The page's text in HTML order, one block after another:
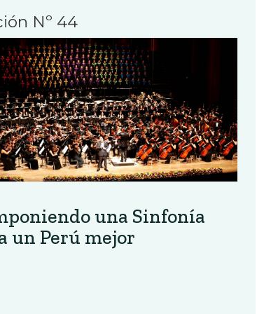
Nº 44
una Sinfonía
un Perú mejor